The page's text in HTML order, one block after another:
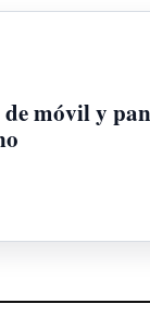
de móvil y